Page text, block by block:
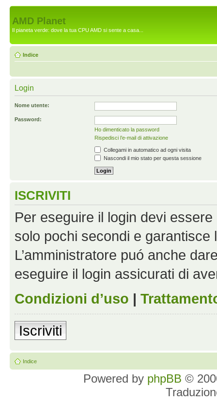
AMD Planet
Il pianeta verde: dove la tua CPU AMD si sente a casa...
Indice
Login
Nome utente:
Password:
Ho dimenticato la password
Rispedisci l’e-mail di attivazione
Collegami in automatico ad ogni visita
Nascondi il mio stato per questa sessione
ISCRIVITI
Per eseguire il login devi
solo pochi secondi e garantisce
L’amministratore puó anche
eseguire il login assicurati di
Condizioni d’uso |
Iscriviti
Indice
Powered by phpBB ©